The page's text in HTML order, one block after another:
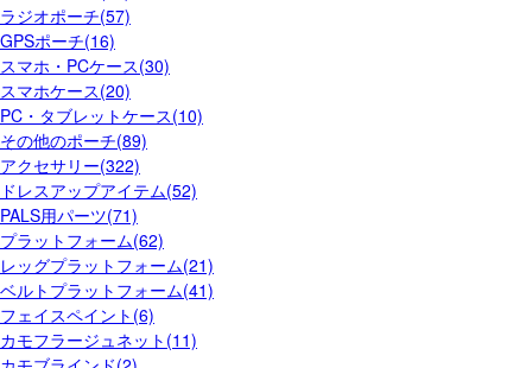
ラジオポーチ(57)
GPSポーチ(16)
スマホ・PCケース(30)
スマホケース(20)
PC・タブレットケース(10)
その他のポーチ(89)
アクセサリー(322)
ドレスアップアイテム(52)
PALS用パーツ(71)
プラットフォーム(62)
レッグプラットフォーム(21)
ベルトプラットフォーム(41)
フェイスペイント(6)
カモフラージュネット(11)